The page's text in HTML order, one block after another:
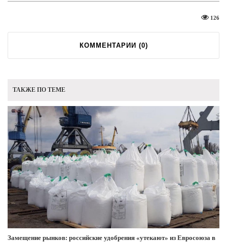
126
КОММЕНТАРИИ (0)
ТАКЖЕ ПО ТЕМЕ
Замещение рынков: российские удобрения «утекают» из Евросоюза в